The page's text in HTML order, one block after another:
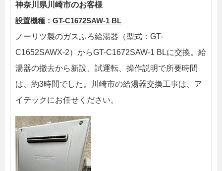
神奈川県川崎市のお客様
設置機種： GT-C1672SAW-1 BL
ノーリツ製のガスふろ給湯器（型式：GT-
C1652SAWX-2）からGT-C1672SAW-1 BLに交換。給
湯器の撤去から新設、試運転、操作説明で所要時間
は、約3時間でした。川崎市の給湯器交換工事は、ア
イテックにお任せください。